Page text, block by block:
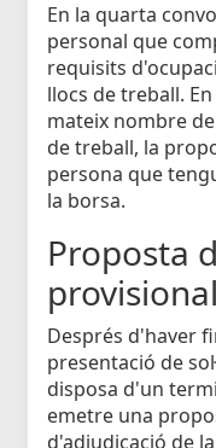
En la quarta
personal que
requisits
llocs de treball.
mateix nombre
de treball, la
persona que
la borsa.
Proposta
provisional
Després d'haver
presentació de
disposa d'un
emetre una
d'adjudicació de